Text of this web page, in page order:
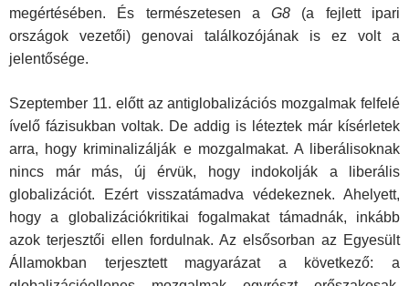
megértésében. És természetesen aG8 (a fejlett ipari
országok vezetői) genovai találkozójának is ez volt a
jelentősége.
Szeptember 11. előtt az antiglobalizációs mozgalmak felfelé
ívelő fázisukban voltak. De addig is léteztek már kísérletek
arra, hogy kriminalizálják e mozgalmakat. A liberálisoknak
nincs már más, új érvük, hogy indokolják a liberális
globalizációt. Ezért visszatámadva védekeznek. Ahelyett,
hogy a globalizációkritikai fogalmakat támadnák, inkább
azok terjesztői ellen fordulnak. Az elsősorban az Egyesült
Államokban terjesztett magyarázat a következő: a